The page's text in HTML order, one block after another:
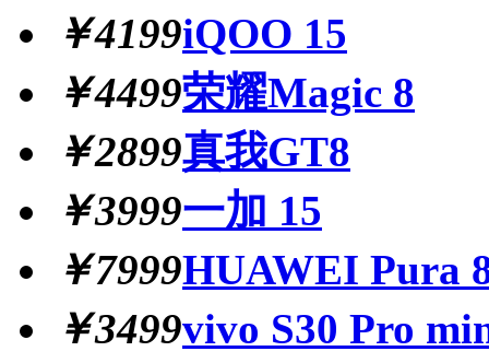
￥4199iQOO 15
￥4499荣耀Magic 8
￥2899真我GT8
￥3999一加 15
￥7999HUAWEI Pura
￥3499vivo S30 Pro